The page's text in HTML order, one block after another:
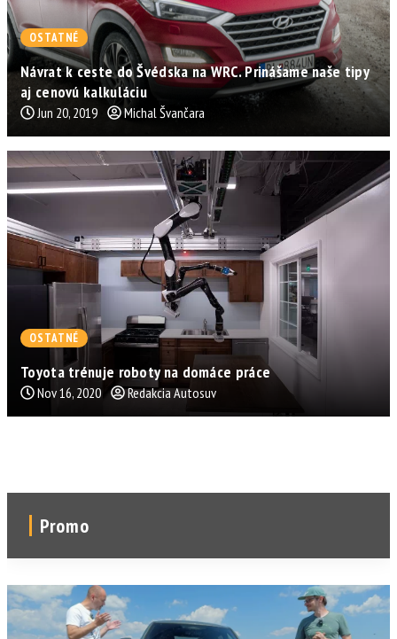
OSTATNÉ
Návrat k ceste do Švédska na WRC. Prinášame naše tipy
aj cenovú kalkuláciu
Jun 20, 2019 Michal Švančara
OSTATNÉ
Toyota trénuje roboty na domáce práce
Nov 16, 2020 Redakcia Autosuv
Promo